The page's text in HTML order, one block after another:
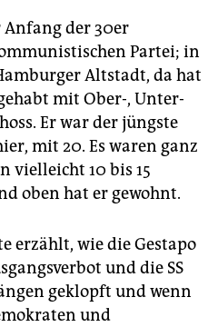
der 30er
Partei; in
Altstadt, da hat
mit Ober-, Unter-
Er war der jüngste
mit 20. Es waren ganz
vielleicht 10 bis 15
oben hat er gewohnt.
erzählt, wie die Gestapo
und die SS
geklopft und wenn
und